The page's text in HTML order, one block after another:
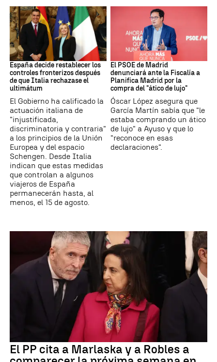
CRISIS MIGRATORIA
España decide restablecer los
controles fronterizos después
de que Italia rechazase el
ultimátum
El Gobierno ha calificado la
actuación italiana de
"injustificada,
discriminatoria y contraria"
a los principios de la Unión
Europea y del espacio
Schengen. Desde Italia
indican que estas medidas
que controlan a algunos
viajeros de España
permanecerán hasta, al
menos, el 15 de agosto.
PSOE MADRID
El PSOE de Madrid
denunciará ante la Fiscalía a
Planifica Madrid por la
compra del "ático de lujo"
Óscar López asegura que
García Martín sabía que "le
estaba comprando un ático
de lujo" a Ayuso y que lo
"reconoce en esas
declaraciones".
El PP cita a Marlaska y a Robles a